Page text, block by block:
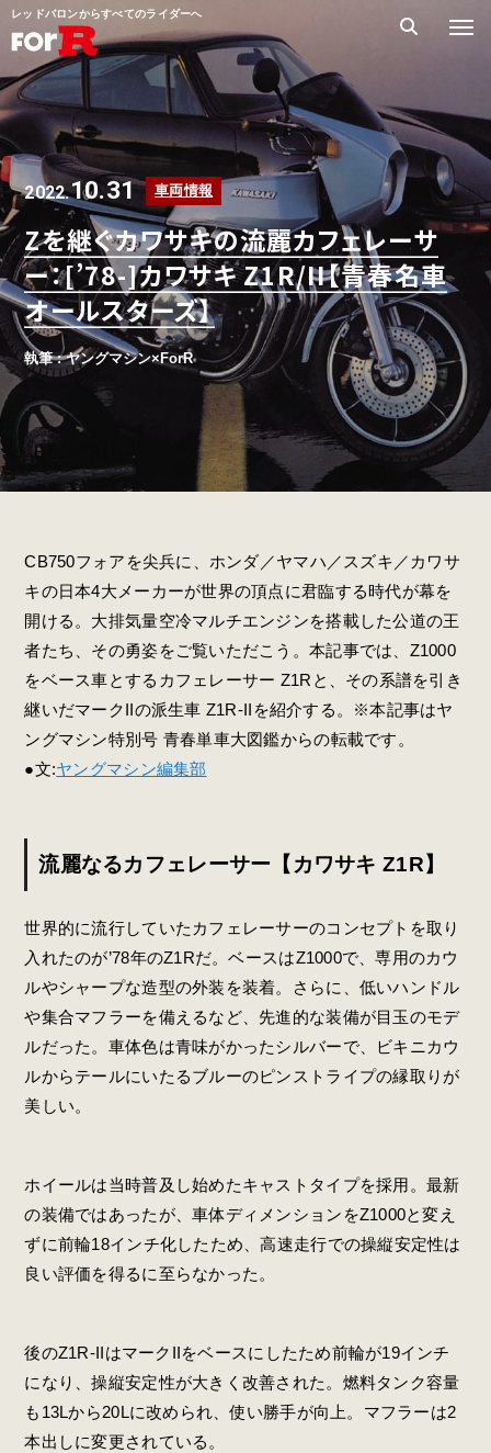
レッドバロンからすべてのライダーへ
2022.10.31 車両情報
Zを継ぐカワサキの流麗カフェレーサ
ー：[’78-]カワサキ Z1R/II【青春名車
オールスターズ】
執筆 : ヤングマシン×ForR
CB750フォアを尖兵に、ホンダ／ヤマハ／スズキ／カワサ
キの日本4大メーカーが世界の頂点に君臨する時代が幕を
開ける。大排気量空冷マルチエンジンを搭載した公道の王
者たち、その勇姿をご覧いただこう。本記事では、Z1000
をベース車とするカフェレーサー Z1Rと、その系譜を引き
継いだマークIIの派生車 Z1R-IIを紹介する。※本記事はヤ
ングマシン特別号 青春単車大図鑑からの転載です。
●文:ヤングマシン編集部
流麗なるカフェレーサー【カワサキ Z1R】
世界的に流行していたカフェレーサーのコンセプトを取り
入れたのが’78年のZ1Rだ。ベースはZ1000で、専用のカウ
ルやシャープな造型の外装を装着。さらに、低いハンドル
や集合マフラーを備えるなど、先進的な装備が目玉のモデ
ルだった。車体色は青味がかったシルバーで、ビキニカウ
ルからテールにいたるブルーのピンストライプの縁取りが
美しい。
ホイールは当時普及し始めたキャストタイプを採用。最新
の装備ではあったが、車体ディメンションをZ1000と変え
ずに前輪18インチ化したため、高速走行での操縦安定性は
良い評価を得るに至らなかった。
後のZ1R-IIはマークIIをベースにしたため前輪が19インチ
になり、操縦安定性が大きく改善された。燃料タンク容量
も13Lから20Lに改められ、使い勝手が向上。マフラーは2
本出しに変更されている。